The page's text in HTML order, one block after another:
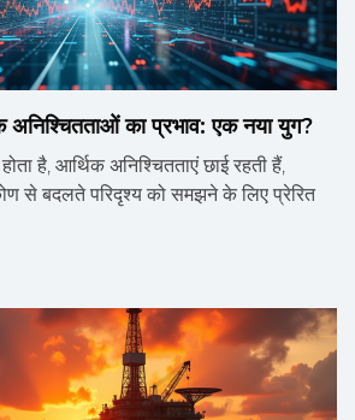
अनिश्चितताओं का प्रभाव: एक नया युग?
है, आर्थिक अनिश्चितताएं छाई रहती हैं,
से बदलते परिदृश्य को समझने के लिए प्रेरित